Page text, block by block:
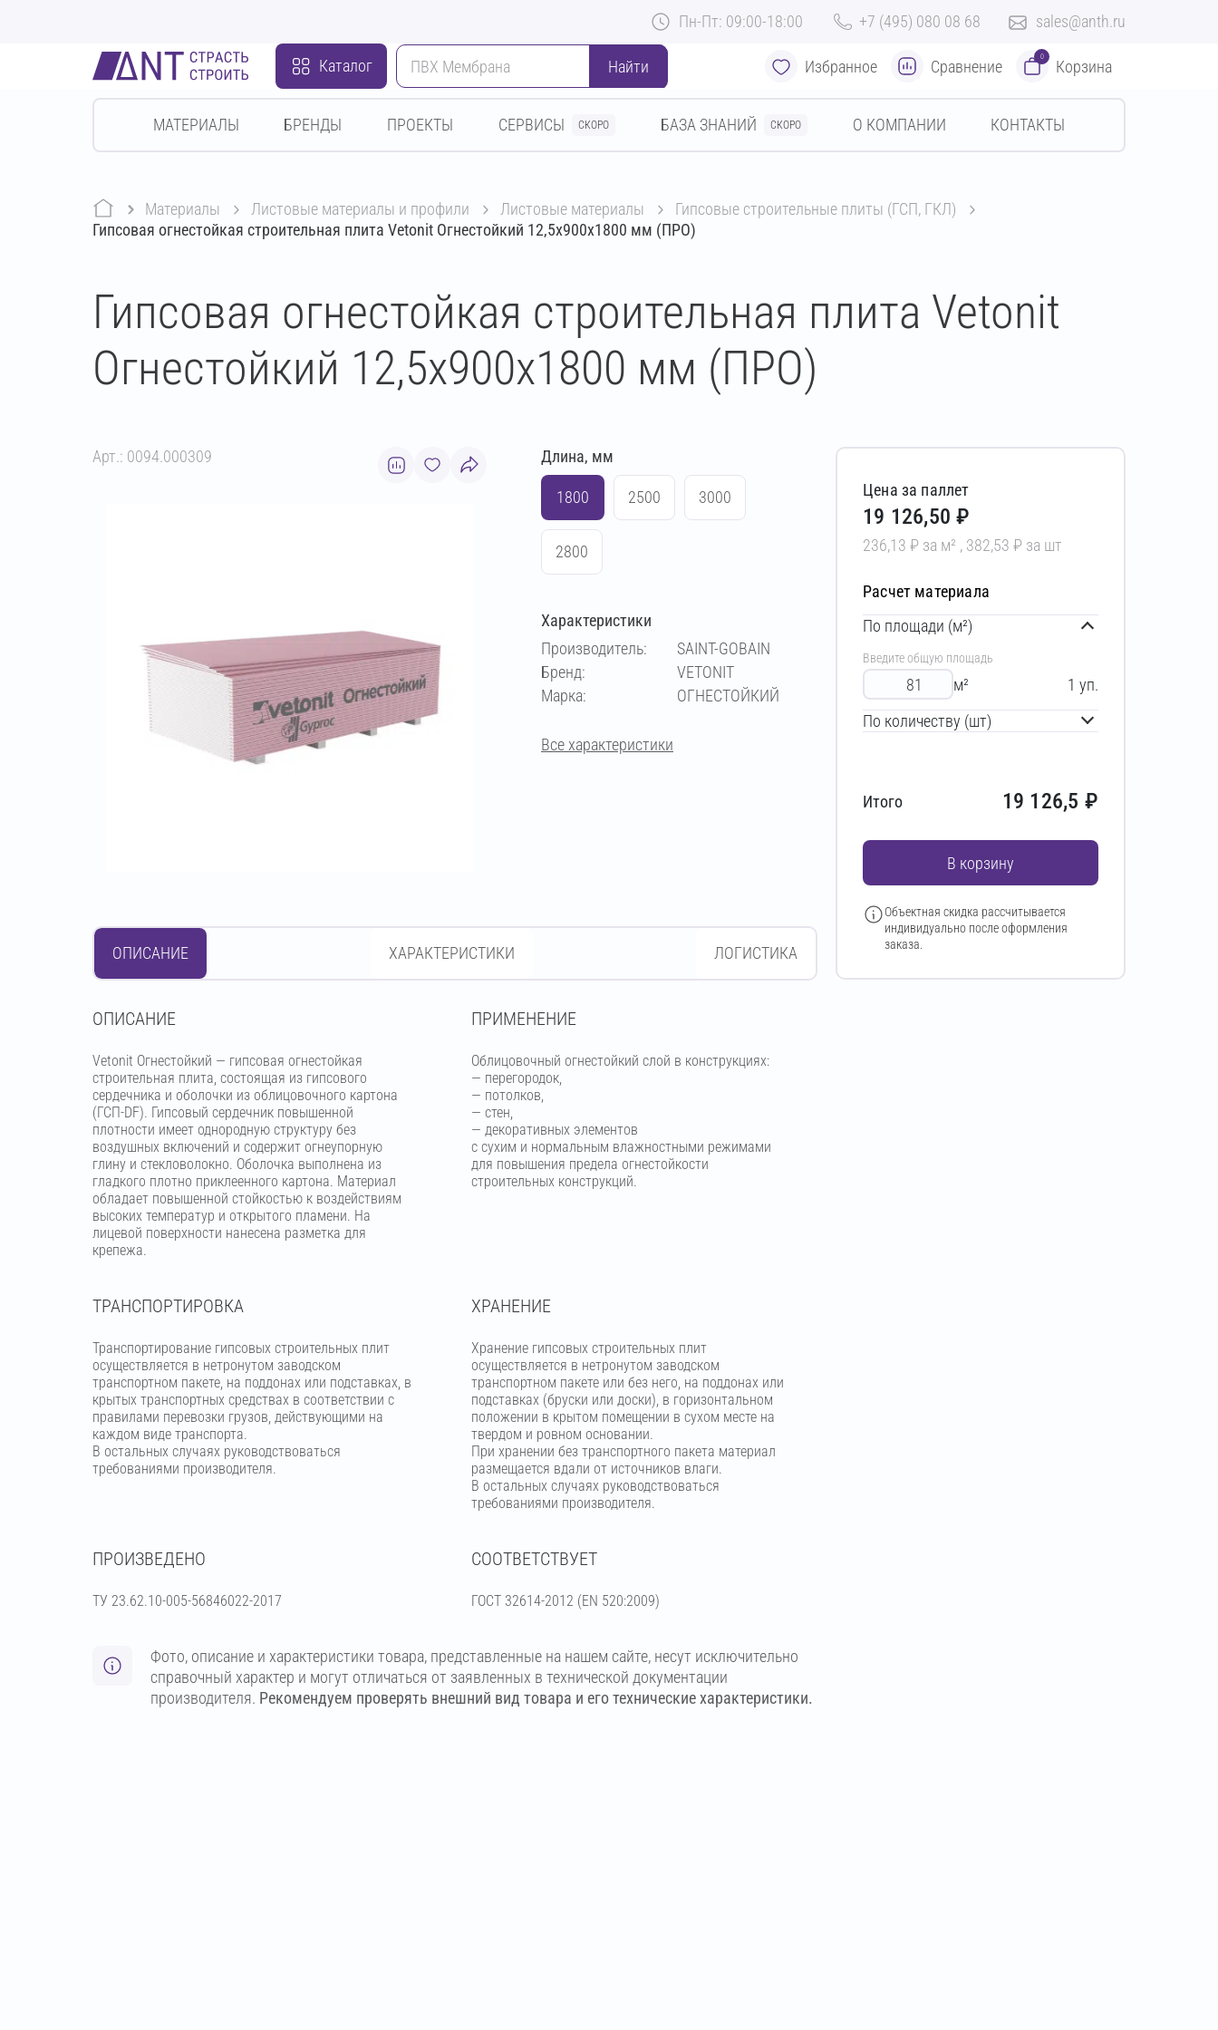
Пн-Пт: 09:00-18:00 +7 (495) 080 08 68 sales@anth.ru
Каталог Найти Избранное Сравнение
0
Корзина
МАТЕРИАЛЫ БРЕНДЫ ПРОЕКТЫ СЕРВИСЫ СКОРО БАЗА ЗНАНИЙ СКОРО О КОМПАНИИ КОНТАКТЫ
Материалы листовые материалы и профили листовые материалы
гипсовые строительные плиты (ГСП, ГКЛ)
Гипсовая огнестойкая строительная плита Vetonit Огнестойкий 12,5х900х1800 мм (ПРО)
Гипсовая огнестойкая строительная плита Vetonit
Огнестойкий 12,5х900х1800 мм (ПРО)
Арт.: 0094.000309 Длина, мм
1800 2500 3000
2800
Характеристики
Производитель:
SAINT-GOBAIN
Бренд:
VETONIT
Марка:
ОГНЕСТОЙКИЙ
Все характеристики
ОПИСАНИЕ ХАРАКТЕРИСТИКИ ЛОГИСТИКА
OПИСАНИЕ
Vetonit Огнестойкий — гипсовая огнестойкая
строительная плита, состоящая из гипсового
сердечника и оболочки из облицовочного картона
(ГСП-DF). Гипсовый сердечник повышенной
плотности имеет однородную структуру без
воздушных включений и содержит огнеупорную
глину и стекловолокно. Оболочка выполнена из
гладкого плотно приклеенного картона. Материал
обладает повышенной стойкостью к воздействиям
высоких температур и открытого пламени. На
лицевой поверхности нанесена разметка для
крепежа.
ПРИМЕНЕНИЕ
Облицовочный огнестойкий слой в конструкциях:
— перегородок,
— потолков,
— стен,
— декоративных элементов
с сухим и нормальным влажностными режимами
для повышения предела огнестойкости
строительных конструкций.
ТРАНСПОРТИРОВКА
Транспортирование гипсовых строительных плит
осуществляется в нетронутом заводском
транспортном пакете, на поддонах или подставках, в
крытых транспортных средствах в соответствии с
правилами перевозки грузов, действующими на
каждом виде транспорта.
В остальных случаях руководствоваться
требованиями производителя.
ХРАНЕНИЕ
Хранение гипсовых строительных плит
осуществляется в нетронутом заводском
транспортном пакете или без него, на поддонах или
подставках (бруски или доски), в горизонтальном
положении в крытом помещении в сухом месте на
твердом и ровном основании.
При хранении без транспортного пакета материал
размещается вдали от источников влаги.
В остальных случаях руководствоваться
требованиями производителя.
ПРОИЗВЕДЕНО
ТУ 23.62.10-005-56846022-2017
СООТВЕТСТВУЕТ
ГОСТ 32614-2012 (EN 520:2009)
Фото, описание и характеристики товара, представленные на нашем сайте, несут исключительно
справочный характер и могут отличаться от заявленных в технической документации
производителя. Рекомендуем проверять внешний вид товара и его технические характеристики.
Цена за паллет
19 126,50 ₽
236,13 ₽ за м² , 382,53 ₽ за шт
Расчет материала
По площади (м²)
Введите общую площадь
м² 1 уп.
По количеству (шт)
Итого 19 126,5 ₽
В корзину
Объектная скидка рассчитывается
индивидуально после оформления
заказа.